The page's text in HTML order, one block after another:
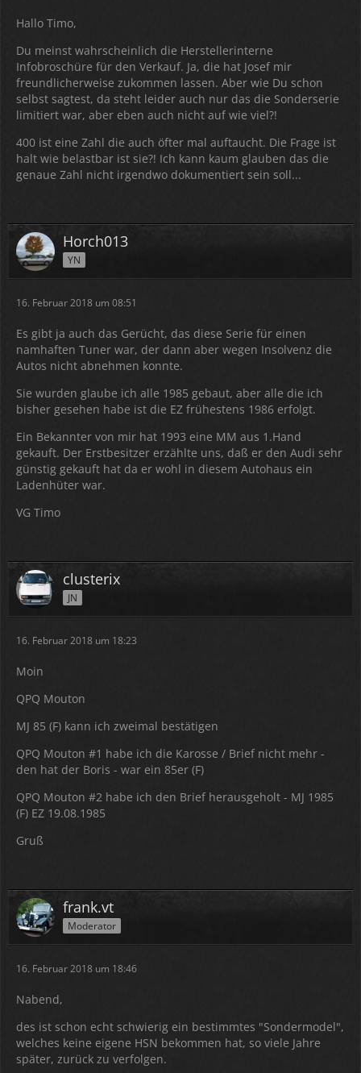
Hallo Timo,
Du meinst wahrscheinlich die Herstellerinterne
Infobroschüre für den Verkauf. Ja, die hat Josef mir
freundlicherweise zukommen lassen. Aber wie Du schon
selbst sagtest, da steht leider auch nur das die Sonderserie
limitiert war, aber eben auch nicht auf wie viel?!
400 ist eine Zahl die auch öfter mal auftaucht. Die Frage ist
halt wie belastbar ist sie?! Ich kann kaum glauben das die
genaue Zahl nicht irgendwo dokumentiert sein soll...
Horch013
YN
16. Februar 2018 um 08:51
Es gibt ja auch das Gerücht, das diese Serie für einen
namhaften Tuner war, der dann aber wegen Insolvenz die
Autos nicht abnehmen konnte.
Sie wurden glaube ich alle 1985 gebaut, aber alle die ich
bisher gesehen habe ist die EZ frühestens 1986 erfolgt.
Ein Bekannter von mir hat 1993 eine MM aus 1.Hand
gekauft. Der Erstbesitzer erzählte uns, daß er den Audi sehr
günstig gekauft hat da er wohl in diesem Autohaus ein
Ladenhüter war.
VG Timo
clusterix
JN
16. Februar 2018 um 18:23
Moin
QPQ Mouton
MJ 85 (F) kann ich zweimal bestätigen
QPQ Mouton #1 habe ich die Karosse / Brief nicht mehr -
den hat der Boris - war ein 85er (F)
QPQ Mouton #2 habe ich den Brief herausgeholt - MJ 1985
(F) EZ 19.08.1985
Gruß
frank.vt
Moderator
16. Februar 2018 um 18:46
Nabend,
des ist schon echt schwierig ein bestimmtes "Sondermodel",
welches keine eigene HSN bekommen hat, so viele Jahre
später, zurück zu verfolgen.